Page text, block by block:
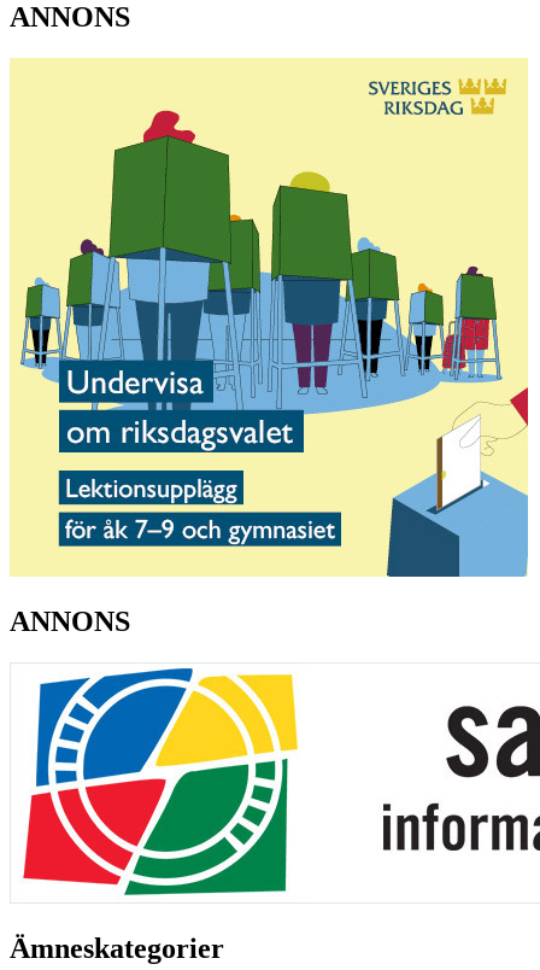
ANNONS
ANNONS
Ämneskategorier